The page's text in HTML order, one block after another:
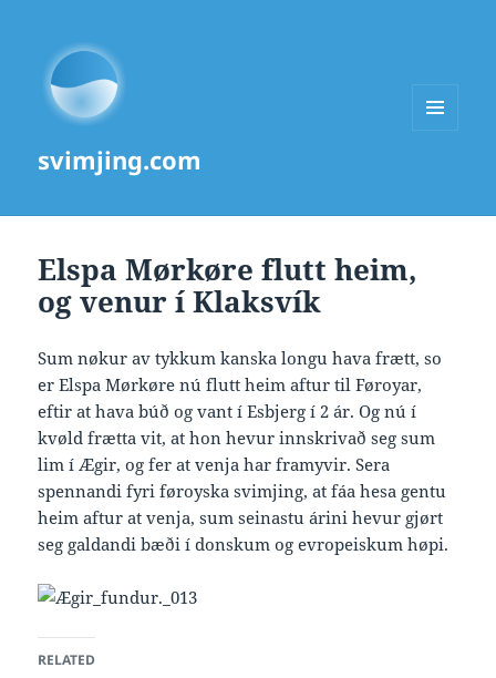
svimjing.com
Elspa Mørkøre flutt heim,
og venur í Klaksvík
Sum nøkur av tykkum kanska longu hava frætt, so
er Elspa Mørkøre nú flutt heim aftur til Føroyar,
eftir at hava búð og vant í Esbjerg í 2 ár. Og nú í
kvøld frætta vit, at hon hevur innskrivað seg sum
lim í Ægir, og fer at venja har framyvir. Sera
spennandi fyri føroyska svimjing, at fáa hesa gentu
heim aftur at venja, sum seinastu árini hevur gjørt
seg galdandi bæði í donskum og evropeiskum høpi.
RELATED